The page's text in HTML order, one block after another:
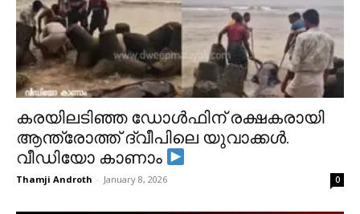
കരയിലടിഞ്ഞ ഡോൾഫിന് രക്ഷകരായി
ആന്ത്രോത്ത് ദ്വീപിലെ യുവാക്കൾ.
വീഡിയോ കാണാം
Thamji Androth - January 8, 2026 0